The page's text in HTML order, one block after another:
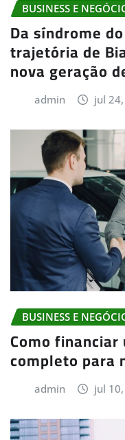
BUSINESS E
Da síndrome
trajetória de
nova geração
admin jul
BUSINESS E
Como
completo para
admin jul